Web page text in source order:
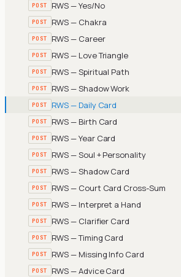
POST RWS — Yes/No
POST RWS — Chakra
POST RWS — Career
POST RWS — Love Triangle
POST RWS — Spiritual Path
POST RWS — Shadow Work
POST RWS — Daily Card
POST RWS — Birth Card
POST RWS — Year Card
POST RWS — Soul + Personality
POST RWS — Shadow Card
POST RWS — Court Card Cross-Sum
POST RWS — Interpret a Hand
POST RWS — Clarifier Card
POST RWS — Timing Card
POST RWS — Missing Info Card
POST RWS — Advice Card